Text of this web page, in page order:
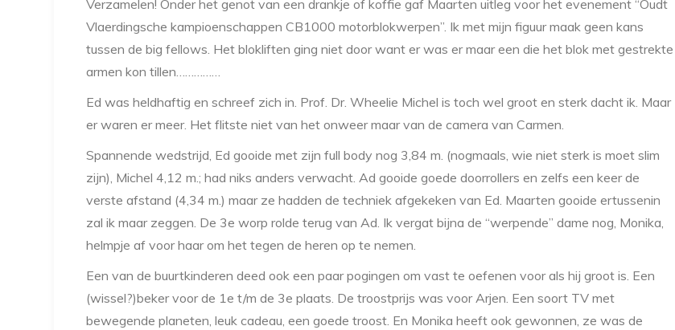
Verzamelen! Onder het genot van een drankje of koffie gaf Maarten uitleg voor het evenement “Oudt
Vlaerdingsche kampioenschappen CB1000 motorblokwerpen”. Ik met mijn figuur maak geen kans
tussen de big fellows. Het blokliften ging niet door want er was er maar een die het blok met gestrekte
armen kon tillen……………
Ed was heldhaftig en schreef zich in. Prof. Dr. Wheelie Michel is toch wel groot en sterk dacht ik. Maar
er waren er meer. Het flitste niet van het onweer maar van de camera van Carmen.
Spannende wedstrijd, Ed gooide met zijn full body nog 3,84 m. (nogmaals, wie niet sterk is moet slim
zijn), Michel 4,12 m.; had niks anders verwacht. Ad gooide goede doorrollers en zelfs een keer de
verste afstand (4,34 m.) maar ze hadden de techniek afgekeken van Ed. Maarten gooide ertussenin
zal ik maar zeggen. De 3e worp rolde terug van Ad. Ik vergat bijna de “werpende” dame nog, Monika,
helmpje af voor haar om het tegen de heren op te nemen.
Een van de buurtkinderen deed ook een paar pogingen om vast te oefenen voor als hij groot is. Een
(wissel?)beker voor de 1e t/m de 3e plaats. De troostprijs was voor Arjen. Een soort TV met
bewegende planeten, leuk cadeau, een goede troost. En Monika heeft ook gewonnen, ze was de